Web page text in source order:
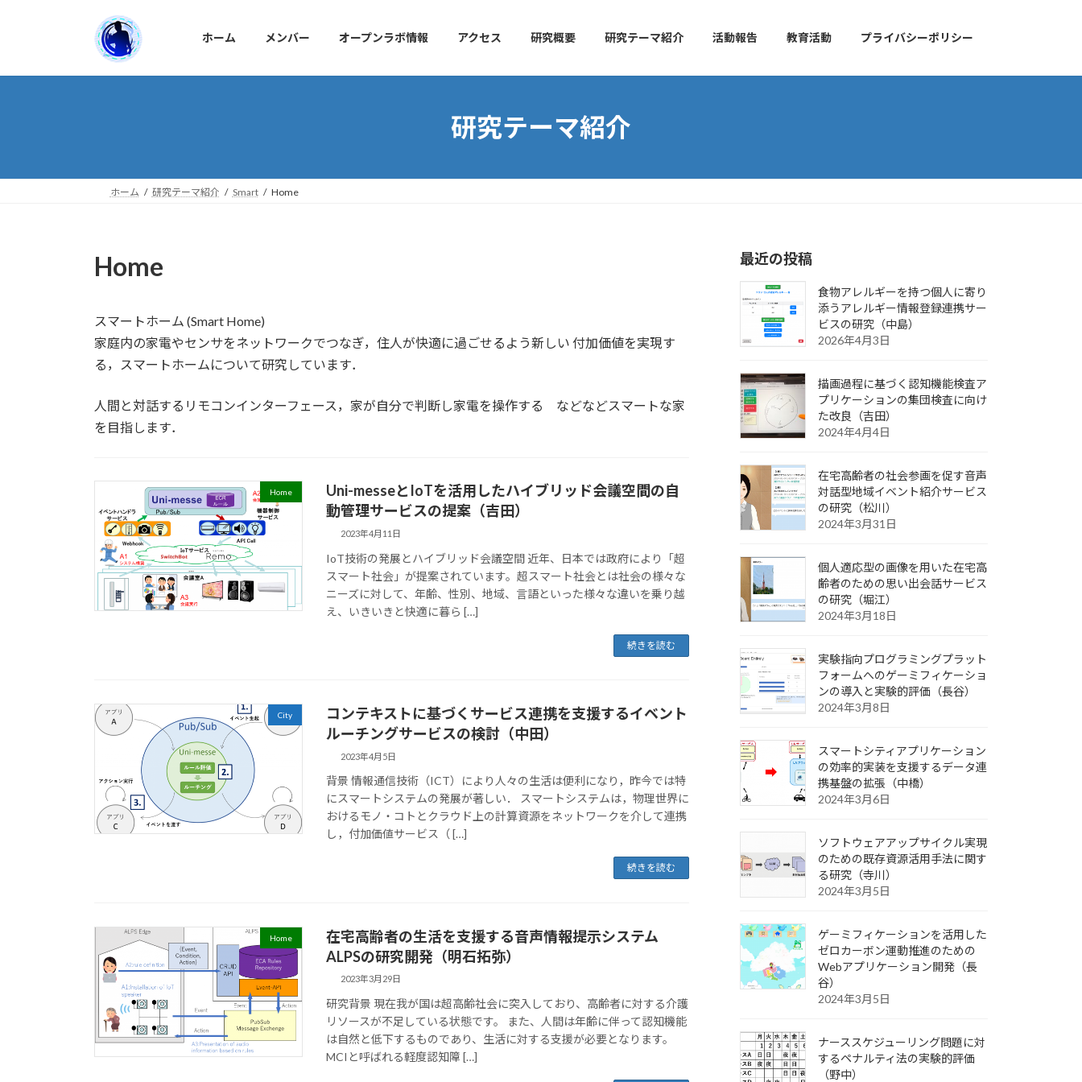
プ
動
ホーム メンバー オープンラボ情報 アクセス 研究概要 研究テーマ紹介 活動報告 教育活動 プライバシーポリシー
研究テーマ紹介
ホーム 研究テーマ紹介 Smart Home
Home
スマートホーム (Smart Home)
家庭内の家電やセンサをネットワークでつなぎ，住人が快適に過ごせるよう新しい 付加価値を実現す
る，スマートホームについて研究しています．
人間と対話するリモコンインターフェース，家が自分で判断し家電を操作する などなどスマートな家
を目指します．
Home
Uni-messeとIoTを活用したハイブリッド会議空間の自
動管理サービスの提案（吉田）
2023年4月11日
IoT技術の発展とハイブリッド会議空間 近年、日本では政府により「超
スマート社会」が提案されています。超スマート社会とは社会の様々な
ニーズに対して、年齢、性別、地域、言語といった様々な違いを乗り越
え、いきいきと快適に暮ら […]
続きを読む
City
コンテキストに基づくサービス連携を支援するイベント
ルーチングサービスの検討（中田）
2023年4月5日
背景 情報通信技術（ICT）により人々の生活は便利になり，昨今では特
にスマートシステムの発展が著しい． スマートシステムは，物理世界に
おけるモノ・コトとクラウド上の計算資源をネットワークを介して連携
し，付加価値サービス（ […]
続きを読む
Home
在宅高齢者の生活を支援する音声情報提示システム
ALPSの研究開発（明石拓弥）
2023年3月29日
研究背景 現在我が国は超高齢社会に突入しており、高齢者に対する介護
リソースが不足している状態です。 また、人間は年齢に伴って認知機能
は自然と低下するものであり、生活に対する支援が必要となります。
MCIと呼ばれる軽度認知障 […]
最近の投稿
食物アレルギーを持つ個人に寄り
添うアレルギー情報登録連携サー
ビスの研究（中島）
2026年4月3日
描画過程に基づく認知機能検査ア
プリケーションの集団検査に向け
た改良（吉田）
2024年4月4日
在宅高齢者の社会参画を促す音声
対話型地域イベント紹介サービス
の研究（松川）
2024年3月31日
個人適応型の画像を用いた在宅高
齢者のための思い出会話サービス
の研究（堀江）
2024年3月18日
実験指向プログラミングプラット
フォームへのゲーミフィケーショ
ンの導入と実験的評価（長谷）
2024年3月8日
スマートシティアプリケーション
の効率的実装を支援するデータ連
携基盤の拡張（中橋）
2024年3月6日
ソフトウェアアップサイクル実現
のための既存資源活用手法に関す
る研究（寺川）
2024年3月5日
ゲーミフィケーションを活用した
ゼロカーボン運動推進のための
Webアプリケーション開発（長
谷）
2024年3月5日
ナーススケジューリング問題に対
するペナルティ法の実験的評価
（野中）